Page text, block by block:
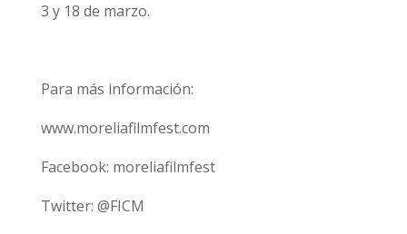
3 y 18 de marzo.
Para más información:
www.moreliafilmfest.com
Facebook: moreliafilmfest
Twitter: @FICM